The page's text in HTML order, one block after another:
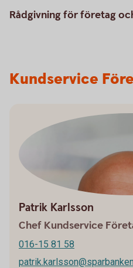
Rådgivning för företag
Kundservice
Patrik Karlsson
Chef Kundservice
016-15 81 58